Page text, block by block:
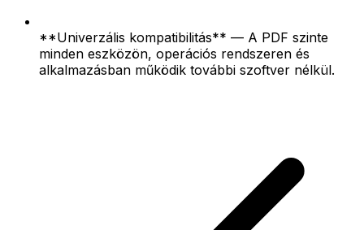
**Univerzális kompatibilitás** — A PDF szinte
minden eszközön, operációs rendszeren és
alkalmazásban működik további szoftver nélkül.